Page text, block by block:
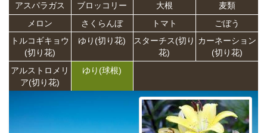
アスパラガス
ブロッコリー 大根
麦類
メロン
さくらんぼ トマト
ごぼう
トルコギキョウ
(切り花)
ゆり(切り花)
スターチス(切り
花)
カーネーション
(切り花)
アルストロメリ
ア(切り花)
ゆり(球根)